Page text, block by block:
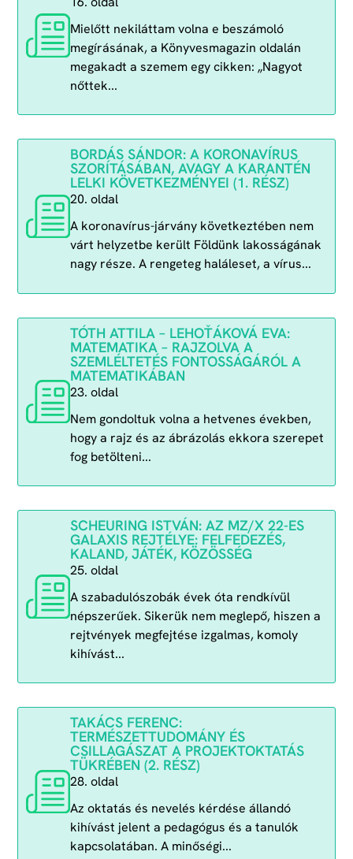
Mielőtt nekiláttam volna e beszámoló
megírásának, a Könyvesmagazin oldalán
megakadt a szemem egy cikken: „Nagyot
nőttek...
BORDÁS SÁNDOR: A KORONAVÍRUS
SZORÍTÁSÁBAN, AVAGY A KARANTÉN
LELKI KÖVETKEZMÉNYEI (1. RÉSZ)
20. oldal
A koronavírus-járvány következtében nem
várt helyzetbe került Földünk lakosságának
nagy része. A rengeteg haláleset, a vírus...
TÓTH ATTILA – LEHOŤÁKOVÁ EVA:
MATEMATIKA – RAJZOLVA A
SZEMLÉLTETÉS FONTOSSÁGÁRÓL A
MATEMATIKÁBAN
23. oldal
Nem gondoltuk volna a hetvenes években,
hogy a rajz és az ábrázolás ekkora szerepet
fog betölteni...
SCHEURING ISTVÁN: AZ MZ/X 22-ES
GALAXIS REJTÉLYE: FELFEDEZÉS,
KALAND, JÁTÉK, KÖZÖSSÉG
25. oldal
A szabadulószobák évek óta rendkívül
népszerűek. Sikerük nem meglepő, hiszen a
rejtvények megfejtése izgalmas, komoly
kihívást...
TAKÁCS FERENC:
TERMÉSZETTUDOMÁNY ÉS
CSILLAGÁSZAT A PROJEKTOKTATÁS
TÜKRÉBEN (2. RÉSZ)
28. oldal
Az oktatás és nevelés kérdése állandó
kihívást jelent a pedagógus és a tanulók
kapcsolatában. A minőségi...